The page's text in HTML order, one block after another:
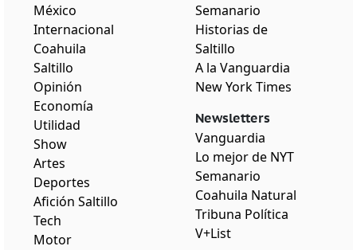
México
Internacional
Coahuila
Saltillo
Opinión
Economía
Utilidad
Show
Artes
Deportes
Afición Saltillo
Tech
Motor
Semanario
Historias de
Saltillo
A la Vanguardia
New York Times
Newsletters
Vanguardia
Lo mejor de NYT
Semanario
Coahuila Natural
Tribuna Política
V+List